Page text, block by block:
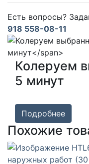
Есть вопросы?
918 558-08-11
Колеруем
5 минут
Подробнее
Похожие